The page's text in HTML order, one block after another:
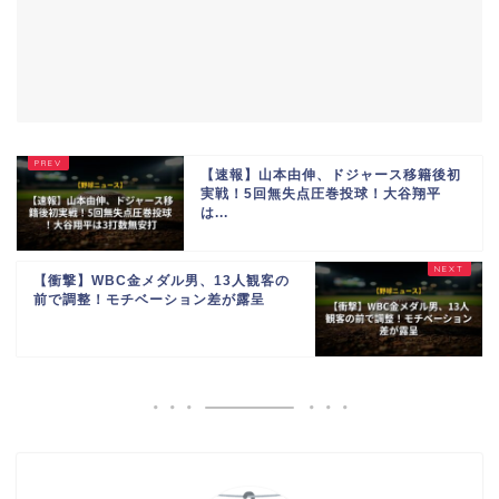
【速報】山本由伸、ドジャース移籍後初
実戦！5回無失点圧巻投球！大谷翔平
は...
【衝撃】WBC金メダル男、13人観客の
前で調整！モチベーション差が露呈